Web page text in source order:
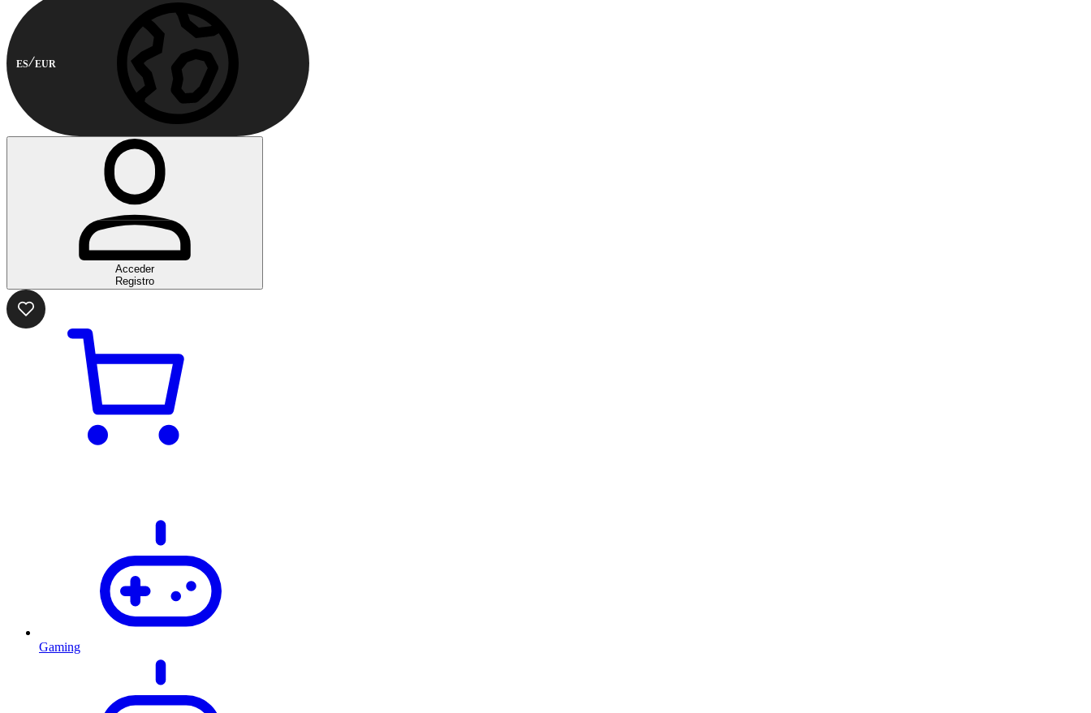
ES EUR
Acceder
Registro
Gaming